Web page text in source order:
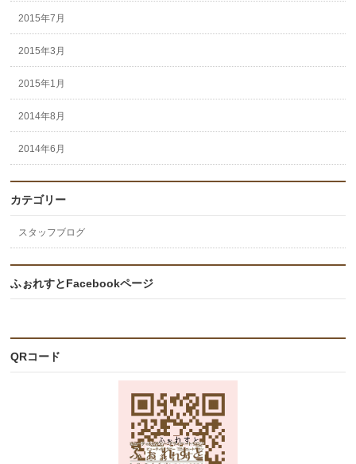
2015年7月
2015年3月
2015年1月
2014年8月
2014年6月
カテゴリー
スタッフブログ
ふぉれすとFacebookページ
QRコード